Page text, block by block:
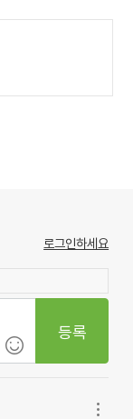
로그인하세요
등록